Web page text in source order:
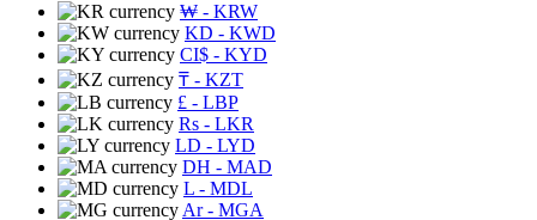
₩ - KRW
KD - KWD
CI$ - KYD
₸ - KZT
£ - LBP
Rs - LKR
LD - LYD
DH - MAD
L - MDL
Ar- MGA